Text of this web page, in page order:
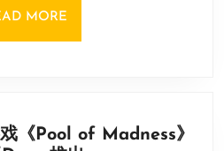
难
MORE
《Pool of Madness》